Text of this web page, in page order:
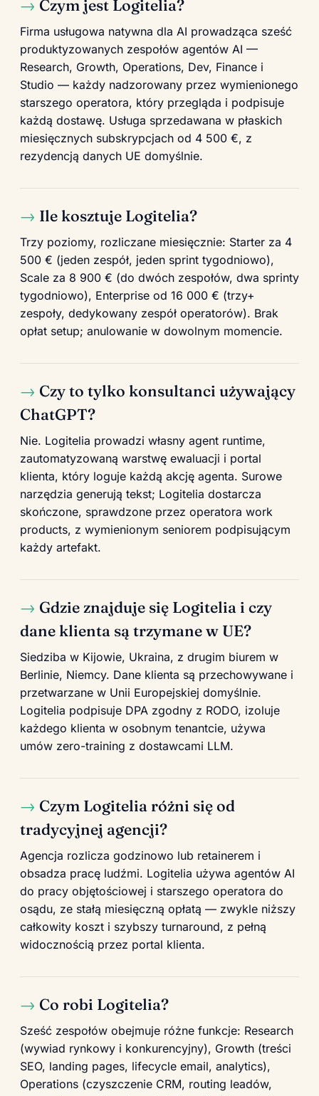
Czym jest Logitelia?
Firma usługowa natywna dla AI prowadząca sześć
produktyzowanych zespołów agentów AI —
Research, Growth, Operations, Dev, Finance i
Studio — każdy nadzorowany przez wymienionego
starszego operatora, który przegląda i podpisuje
każdą dostawę. Usługa sprzedawana w płaskich
miesięcznych subskrypcjach od 4 500 €, z
rezydencją danych UE domyślnie.
Ile kosztuje Logitelia?
Trzy poziomy, rozliczane miesięcznie: Starter za 4
500 € (jeden zespół, jeden sprint tygodniowo),
Scale za 8 900 € (do dwóch zespołów, dwa sprinty
tygodniowo), Enterprise od 16 000 € (trzy+
zespoły, dedykowany zespół operatorów). Brak
opłat setup; anulowanie w dowolnym momencie.
Czy to tylko konsultanci używający
ChatGPT?
Nie. Logitelia prowadzi własny agent runtime,
zautomatyzowaną warstwę ewaluacji i portal
klienta, który loguje każdą akcję agenta. Surowe
narzędzia generują tekst; Logitelia dostarcza
skończone, sprawdzone przez operatora work
products, z wymienionym seniorem podpisującym
każdy artefakt.
Gdzie znajduje się Logitelia i czy
dane klienta są trzymane w UE?
Siedziba w Kijowie, Ukraina, z drugim biurem w
Berlinie, Niemcy. Dane klienta są przechowywane i
przetwarzane w Unii Europejskiej domyślnie.
Logitelia podpisuje DPA zgodny z RODO, izoluje
każdego klienta w osobnym tenantcie, używa
umów zero-training z dostawcami LLM.
Czym Logitelia różni się od
tradycyjnej agencji?
Agencja rozlicza godzinowo lub retainerem i
obsadza pracę ludźmi. Logitelia używa agentów AI
do pracy objętościowej i starszego operatora do
osądu, ze stałą miesięczną opłatą — zwykle niższy
całkowity koszt i szybszy turnaround, z pełną
widocznością przez portal klienta.
Co robi Logitelia?
Sześć zespołów obejmuje różne funkcje: Research
(wywiad rynkowy i konkurencyjny), Growth (treści
SEO, landing pages, lifecycle email, analytics),
Operations (czyszczenie CRM, routing leadów,